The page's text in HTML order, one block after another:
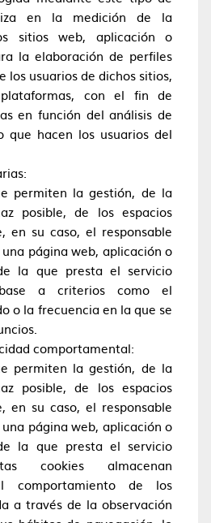
en la medición de la
sitios web, aplicación o
la elaboración de perfiles
los usuarios de dichos sitios,
con el fin de
en función del análisis de
que hacen los usuarios del
permiten la gestión, de la
posible, de los espacios
en su caso, el responsable
página web, aplicación o
la que presta el servicio
a criterios como el
o la frecuencia en la que se
comportamental:
permiten la gestión, de la
posible, de los espacios
en su caso, el responsable
página web, aplicación o
la que presta el servicio
cookies almacenan
comportamiento de los
a través de la observación